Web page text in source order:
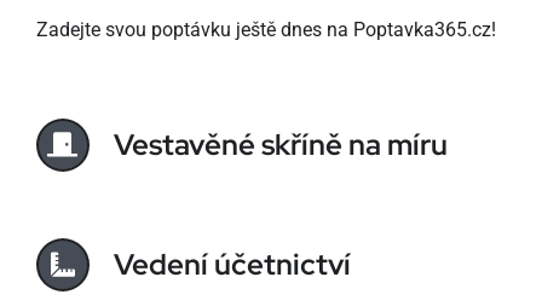
Zadejte svou poptávku ještě dnes na Poptavka365.cz!
Vestavěné skříně na míru
Vedení účetnictví